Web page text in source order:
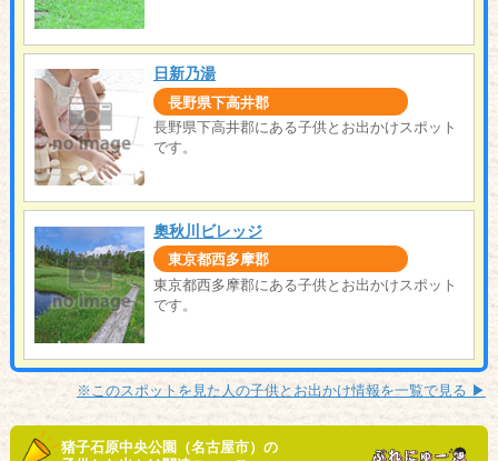
日新乃湯
長野県下高井郡
長野県下高井郡にある子供とお出かけスポット
です。
奧秋川ビレッジ
東京都西多摩郡
東京都西多摩郡にある子供とお出かけスポット
です。
※このスポットを見た人の子供とお出かけ情報を一覧で見る ▶︎
猪子石原中央公園（名古屋市）の